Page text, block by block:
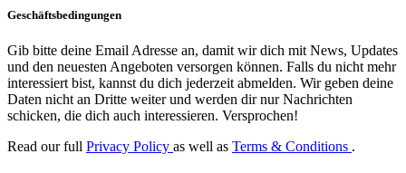
Geschäftsbedingungen
Gib bitte deine Email Adresse an, damit wir dich mit News, Updates
und den neuesten Angeboten versorgen können. Falls du nicht mehr
interessiert bist, kannst du dich jederzeit abmelden. Wir geben deine
Daten nicht an Dritte weiter und werden dir nur Nachrichten
schicken, die dich auch interessieren. Versprochen!
Read our full Privacy Policy as well as Terms & Conditions .